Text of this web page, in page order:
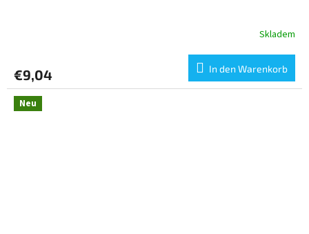
Skladem
€9,04 In den Warenkorb
Neu